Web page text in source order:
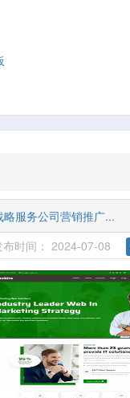
略服务公司营销推广...
布时间： 2024-07-08